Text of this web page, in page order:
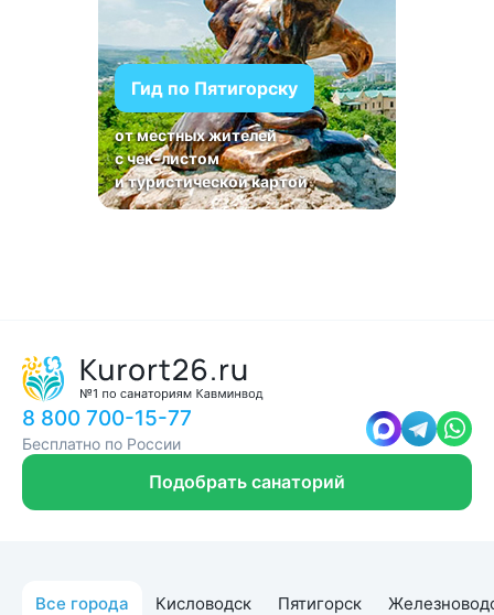
Гид по Пятигорску
от местных жителей
с чек-листом
и туристической картой
8 800 700-15-77
Бесплатно по России
Подобрать санаторий
Все города Кисловодск Пятигорск